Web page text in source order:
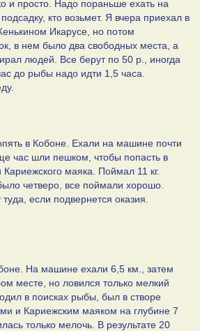
и просто. Надо пораньше ехать на
кто возьмет. Я вчера приехал в
Икарусе, но потом
в нем было два свободных места, а
людей. Все берут по 50 р., иногда
до рыбы надо идти 1,5 часа.
в Кобоне. Ехали на машине почти
час шли пешком, чтобы попасть в
Кариежского маяка. Поймал 11 кг.
четверо, все поймали хорошо.
если подвернется оказия.
На машине ехали 6,5 км., затем
месте, но ловился только мелкий
в поисках рыбы, был в створе
и Кариежским маяком на глубине 7
только мелочь. В результате 20